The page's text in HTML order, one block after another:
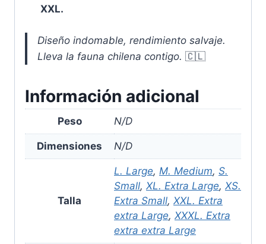
XXL.
Diseño indomable, rendimiento salvaje.
Lleva la fauna chilena contigo. 🇨🇱
Información adicional
Peso N/D
Dimensiones N/D
Talla
L. Large, M. Medium, S.
Small, XL. Extra Large, XS.
Extra Small, XXL. Extra
extra Large, XXXL. Extra
extra extra Large